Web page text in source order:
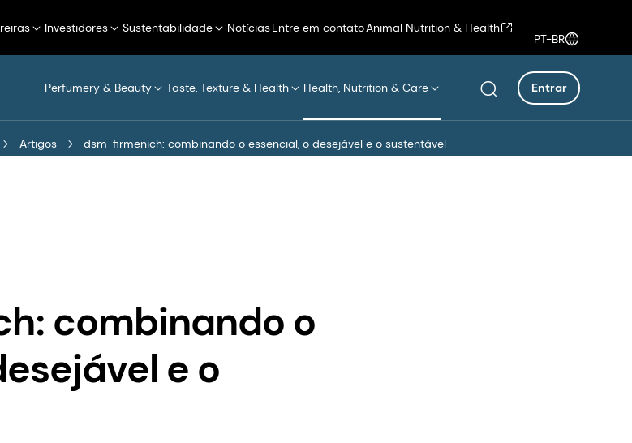
Investidores Sustentabilidade NotíciasEntre em contatoAnimal Nutrition & Health
PT-BR
Perfumery & Beauty Taste, Texture & Health Health, Nutrition & Care Entrar
Artigos dsm-firmenich: combinando o essencial, o desejável e o sustentável
combinando o
e o